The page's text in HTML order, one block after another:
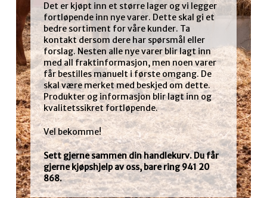
Det er kjøpt inn et større lager og vi legger
fortløpende inn nye varer. Dette skal gi et
bedre sortiment for våre kunder. Ta
kontakt dersom dere har spørsmål eller
forslag. Nesten alle nye varer blir lagt inn
med all fraktinformasjon, men noen varer
får bestilles manuelt i første omgang. De
skal være merket med beskjed om dette.
Produkter og informasjon blir lagt inn og
kvalitetssikret fortløpende.
Vel bekomme!
Sett gjerne sammen din handlekurv. Du får
gjerne kjøpshjelp av oss, bare ring 941 20
868.